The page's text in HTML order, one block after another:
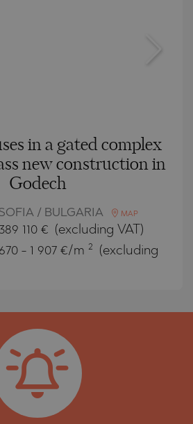
in a gated complex
new construction in
Godech
/ BULGARIA MAP
389 110 € (excluding VAT)
- 1 907 €/m 2
(excluding